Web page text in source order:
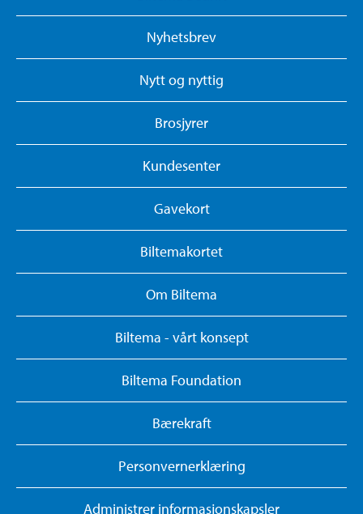
Nyhetsbrev
Nytt og nyttig
Brosjyrer
Kundesenter
Gavekort
Biltemakortet
Om Biltema
Biltema - vårt konsept
Biltema Foundation
Bærekraft
Personvernerklæring
Administrer informasjonskapsler